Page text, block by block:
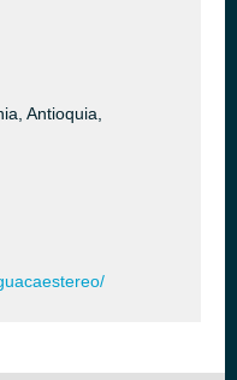
Antioquia,